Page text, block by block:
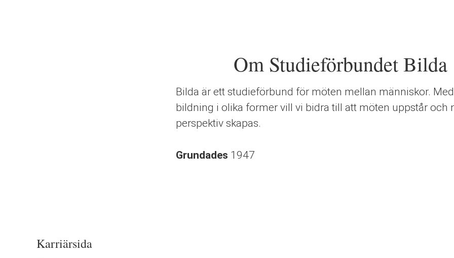
Om Studieförbundet Bilda
Bilda är ett studieförbund för möten mellan människor.
bildning i olika former vill vi bidra till att möten uppstår och
perspektiv skapas.
Grundades 1947
Karriärsida